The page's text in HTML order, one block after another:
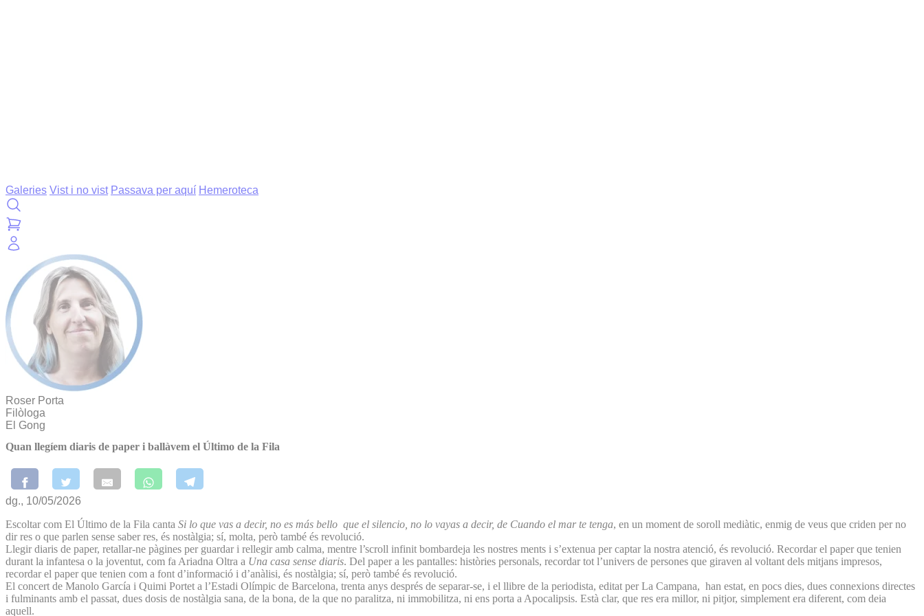
Galeries Vist i no vist Passava per aquí Hemeroteca
Roser Porta
Filòloga
El Gong
Quan llegíem diaris de paper i ballàvem el Último de la Fila
dg., 10/05/2026
Escoltar com El Último de la Fila canta Si lo que vas a decir, no es más bello que el silencio, no lo vayas a decir, de Cuando el mar te tenga, en un moment de soroll mediàtic, enmig de veus que criden per no
dir res o que parlen sense saber res, és nostàlgia; sí, molta, però també és revolució.
Llegir diaris de paper, retallar-ne pàgines per guardar i rellegir amb calma, mentre l’scroll infinit bombardeja les nostres ments i s’extenua per captar la nostra atenció, és revolució. Recordar el paper que tenien
durant la infantesa o la joventut, com fa Ariadna Oltra a Una casa sense diaris. Del paper a les pantalles: històries personals, recordar tot l’univers de persones que giraven al voltant dels mitjans impresos,
recordar el paper que tenien com a font d’informació i d’anàlisi, és nostàlgia; sí, però també és revolució.
El concert de Manolo García i Quimi Portet a l’Estadi Olímpic de Barcelona, trenta anys després de separar-se, i el llibre de la periodista, editat per La Campana, han estat, en pocs dies, dues connexions directes
i fulminants amb el passat, dues dosis de nostàlgia sana, de la bona, de la que no paralitza, ni immobilitza, ni ens porta a Apocalipsis. Està clar, que res era millor, ni pitjor, simplement era diferent, com deia
aquell.